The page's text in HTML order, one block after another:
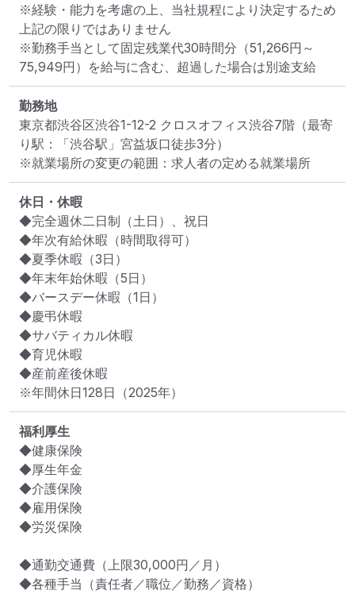
※経験・能力を考慮の上、当社規程により決定するため
上記の限りではありません
※勤務手当として固定残業代30時間分（51,266円～
75,949円）を給与に含む、超過した場合は別途支給
勤務地
東京都渋谷区渋谷1-12-2 クロスオフィス渋谷7階 （最寄
り駅：「渋谷駅」宮益坂口徒歩3分）
※就業場所の変更の範囲：求人者の定める就業場所
休日・休暇
◆完全週休二日制（土日）、祝日
◆年次有給休暇（時間取得可）
◆夏季休暇（3日）
◆年末年始休暇（5日）
◆バースデー休暇（1日）
◆慶弔休暇
◆サバティカル休暇
◆育児休暇
◆産前産後休暇
※年間休日128日（2025年）
福利厚生
◆健康保険
◆厚生年金
◆介護保険
◆雇用保険
◆労災保険
◆通勤交通費（上限30,000円／月）
◆各種手当（責任者／職位／勤務／資格）